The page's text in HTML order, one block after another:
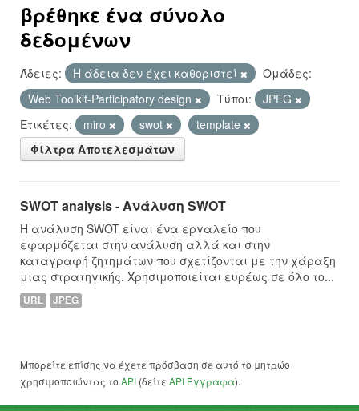
βρέθηκε ένα σύνολο
δεδομένων
Άδειες: Η άδεια δεν έχει καθοριστεί
Ομάδες:
Web Toolkit-Participatory design
Τύποι:
JPEG
Ετικέτες:
miro swot
template
Φίλτρα Αποτελεσμάτων
SWOT analysis - Ανάλυση SWOT
Η ανάλυση SWOT είναι ένα εργαλείο που
εφαρμόζεται στην ανάλυση αλλά και στην
καταγραφή ζητημάτων που σχετίζονται με την χάραξη
μιας στρατηγικής. Χρησιμοποιείται ευρέως σε όλο το...
URL JPEG
Μπορείτε επίσης να έχετε πρόσβαση σε αυτό το μητρώο
χρησιμοποιώντας το API (δείτε API Έγγραφα).